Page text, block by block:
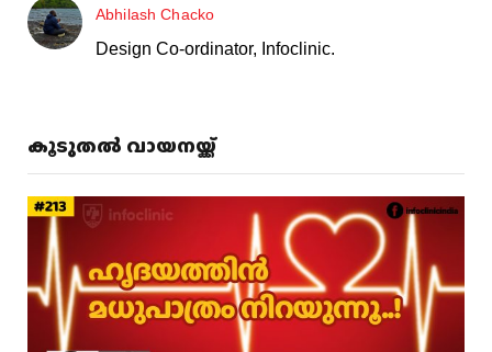
Abhilash Chacko
Design Co-ordinator, Infoclinic.
കൂടുതൽ വായനയ്ക്ക്